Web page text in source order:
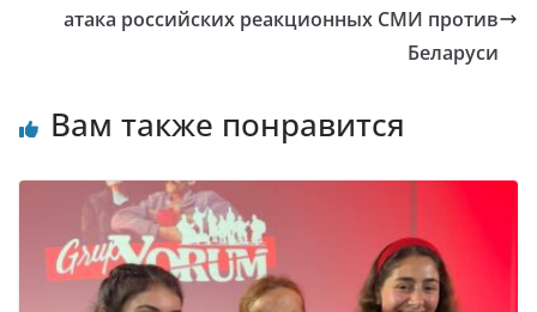
атака российских реакционных СМИ против
Беларуси
Вам также понравится